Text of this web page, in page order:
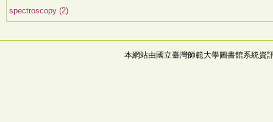
spectroscopy (2)
本網站由國立臺灣師範大學圖書館系統資